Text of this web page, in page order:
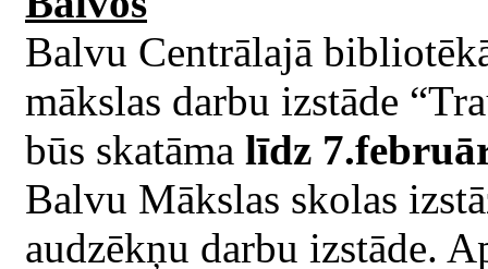
Balvu Centrālajā
mākslas darbu izstāde
būs skatāma līdz
Balvu Mākslas skolas
audzēkņu darbu izstāde.